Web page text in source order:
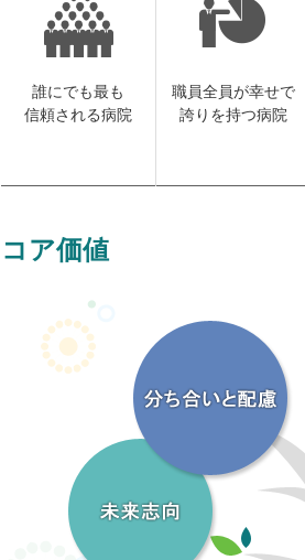
誰にでも最も
信頼される病院
職員全員が幸せで
誇りを持つ病院
コア価値